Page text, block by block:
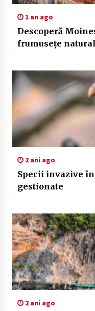
1 an ago
Descoperă
frumusețe
2 ani ago
Specii invazive
gestionate
2 ani ago